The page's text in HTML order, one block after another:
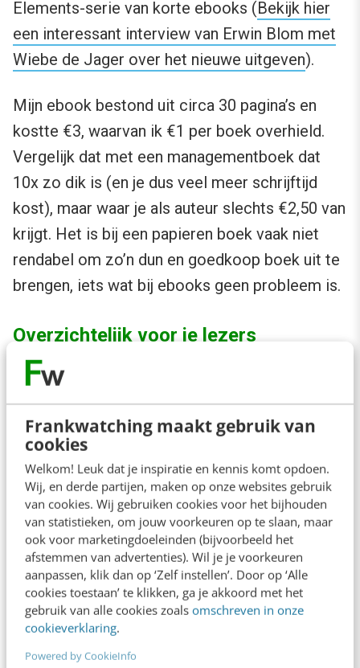
Frankwatching maakt gebruik van
cookies
Welkom! Leuk dat je inspiratie en kennis komt opdoen.
Wij, en derde partijen, maken op onze websites gebruik
van cookies. Wij gebruiken cookies voor het bijhouden
van statistieken, om jouw voorkeuren op te slaan, maar
ook voor marketingdoeleinden (bijvoorbeeld het
afstemmen van advertenties). Wil je je voorkeuren
aanpassen, klik dan op ‘Zelf instellen’. Door op ‘Alle
cookies toestaan’ te klikken, ga je akkoord met het
gebruik van alle cookies zoals omschreven in onze
cookieverklaring.
Powered by CookieInfo
Elements-serie van korte ebooks (Bekijk hier
een interessant interview van Erwin Blom met
Wiebe de Jager over het nieuwe uitgeven).
Mijn ebook bestond uit circa 30 pagina’s en
kostte €3, waarvan ik €1 per boek overhield.
Vergelijk dat met een managementboek dat
10x zo dik is (en je dus veel meer schrijftijd
kost), maar waar je als auteur slechts €2,50 van
krijgt. Het is bij een papieren boek vaak niet
rendabel om zo’n dun en goedkoop boek uit te
brengen, iets wat bij ebooks geen probleem is.
Overzichtelijk voor je lezers
Een kort boekje kost jou niet alleen minder tijd
om te schrijven, maar is voor je lezer ook
overzichtelijk en sneller te lezen. In deze
moderne tijd is dat een voordeel dat je niet
moet onderschatten. Je lezers lezen jouw
boek helemaal uit en leggen het niet na een
paar hoofdstukken weg.
Een reeks korte boeken uitgeven
Bovendien is er een belangrijk voordeel van
een korter boek. In de tijd die het je anders zou